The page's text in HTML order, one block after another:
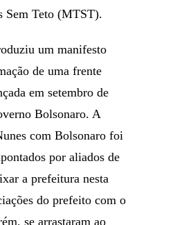
Sem Teto (MTST).
um manifesto
de uma frente
em setembro de
Bolsonaro. A
com Bolsonaro foi
por aliados de
a prefeitura nesta
do prefeito com o
se arrastaram ao